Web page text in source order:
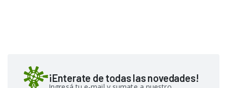
¡Enterate de todas las novedades!